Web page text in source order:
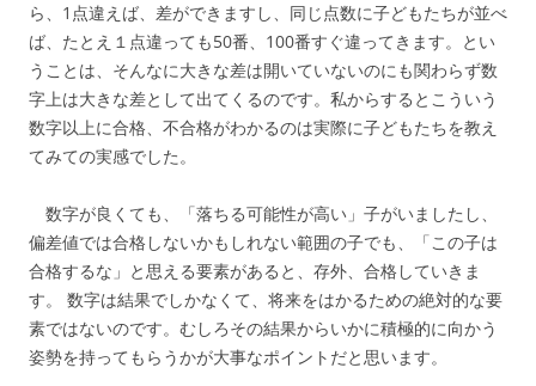
ら、1点違えば、差ができますし、同じ点数に子どもたちが並べ
ば、たとえ１点違っても50番、100番すぐ違ってきます。とい
うことは、そんなに大きな差は開いていないのにも関わらず数
字上は大きな差として出てくるのです。私からするとこういう
数字以上に合格、不合格がわかるのは実際に子どもたちを教え
てみての実感でした。
数字が良くても、「落ちる可能性が高い」子がいましたし、
偏差値では合格しないかもしれない範囲の子でも、「この子は
合格するな」と思える要素があると、存外、合格していきま
す。 数字は結果でしかなくて、将来をはかるための絶対的な要
素ではないのです。むしろその結果からいかに積極的に向かう
姿勢を持ってもらうかが大事なポイントだと思います。